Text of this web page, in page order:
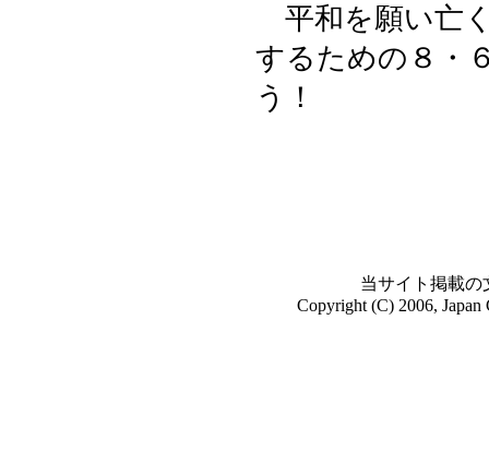
平和を願い亡
するための８・
う！
当サイト掲載の
Copyright (C) 2006, Japan